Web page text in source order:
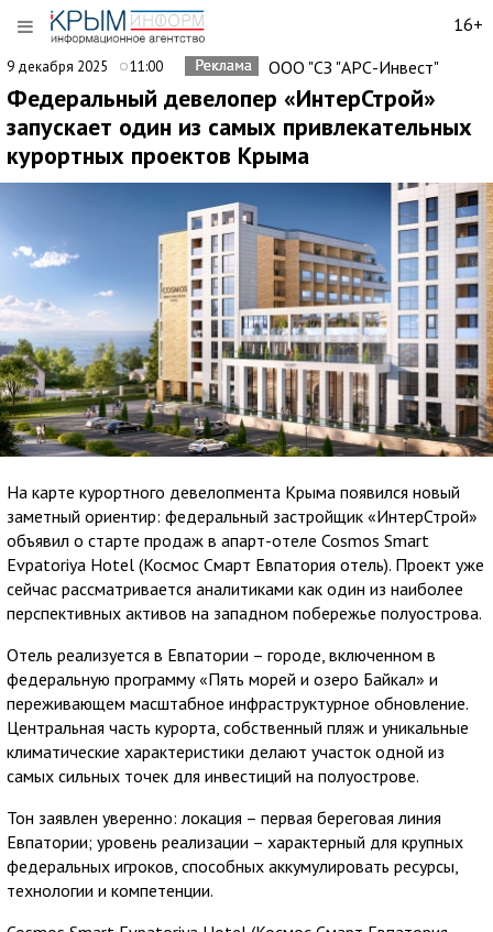
16+
9 декабря 2025 11:00 ООО "СЗ "АРС-Инвест"
Федеральный девелопер «ИнтерСтрой»
запускает один из самых привлекательных
курортных проектов Крыма
На карте курортного девелопмента Крыма появился новый
заметный ориентир: федеральный застройщик «ИнтерСтрой»
объявил о старте продаж в апарт-отеле Cosmos Smart
Evpatoriya Hotel (Космос Смарт Евпатория отель). Проект уже
сейчас рассматривается аналитиками как один из наиболее
перспективных активов на западном побережье полуострова.
Отель реализуется в Евпатории – городе, включенном в
федеральную программу «Пять морей и озеро Байкал» и
переживающем масштабное инфраструктурное обновление.
Центральная часть курорта, собственный пляж и уникальные
климатические характеристики делают участок одной из
самых сильных точек для инвестиций на полуострове.
Тон заявлен уверенно: локация – первая береговая линия
Евпатории; уровень реализации – характерный для крупных
федеральных игроков, способных аккумулировать ресурсы,
технологии и компетенции.